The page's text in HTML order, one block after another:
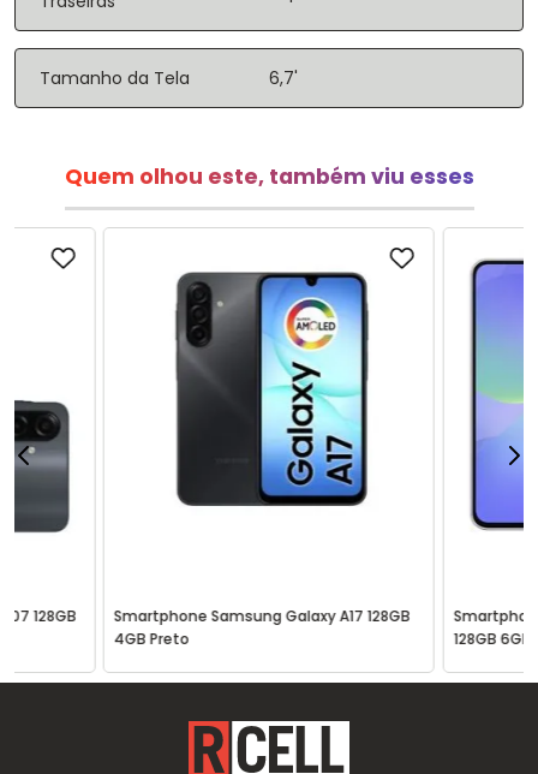
Tamanho da Tela 6,7'
Quem olhou este, também viu esses
128GB
Smartphone Samsung Galaxy A17 128GB
4GB Preto
128GB